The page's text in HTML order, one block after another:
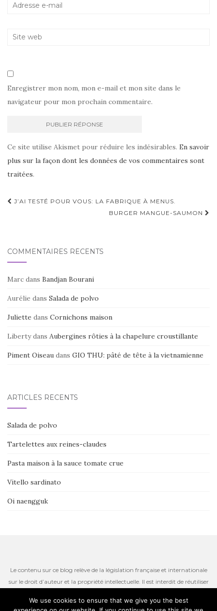
Enregistrer mon nom, mon e-mail et mon site dans le
navigateur pour mon prochain commentaire.
Ce site utilise Akismet pour réduire les indésirables. En savoir
plus sur la façon dont les données de vos commentaires sont
traitées.
Navigation
J’AI TESTÉ POUR VOUS: LA FABRIQUE À MENUS.
BURGER MANGUE-SAUMON
COMMENTAIRES RÉCENTS
Marc dans Bandjan Bourani
Aurélie dans Salada de polvo
Juliette dans Cornichons maison
Libertydans Aubergines rôties à la chapelure croustillante
Piment Oiseau dans GIO THU: pâté de tête à la vietnamienne
ARTICLES RÉCENTS
Salada de polvo
Tartelettes aux reines-claudes
Pasta maison à la sauce tomate crue
Vitello sardinato
Oi naengguk
Le contenu sur ce blog relève de la législation française et internationale
sur le droit d’auteur et la propriété intellectuelle. Il est interdit de réutiliser
autres ressources iconographiques qui restent la propriété de l’auteur.
We use cookies to ensure that we give you the best